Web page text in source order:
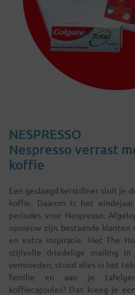
NESPRESSO
Nespresso verrast
koffie
Een geslaagd kerstdiner sluit je
koffie. Daarom is het
periodes voor Nespresso.
opnieuw zijn bestaande klanten
en extra inspiratie. Met The
stijlvolle driedelige mailing
vermoeden, stond alles in het
familie en aan je
koffiecapsules? Dan kreeg je